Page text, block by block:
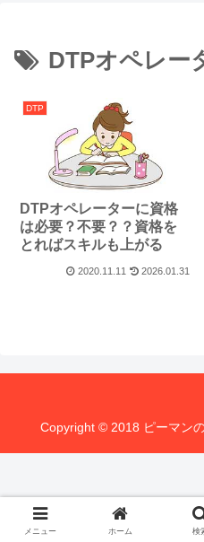
DTPオペレー
DTP
DTPオペレーターに資格
は必要？不要？？資格を
とればスキルも上がる
2020.11.11 2026.01.31
Copyright © 2018 ピーマン
メニュー ホーム 検